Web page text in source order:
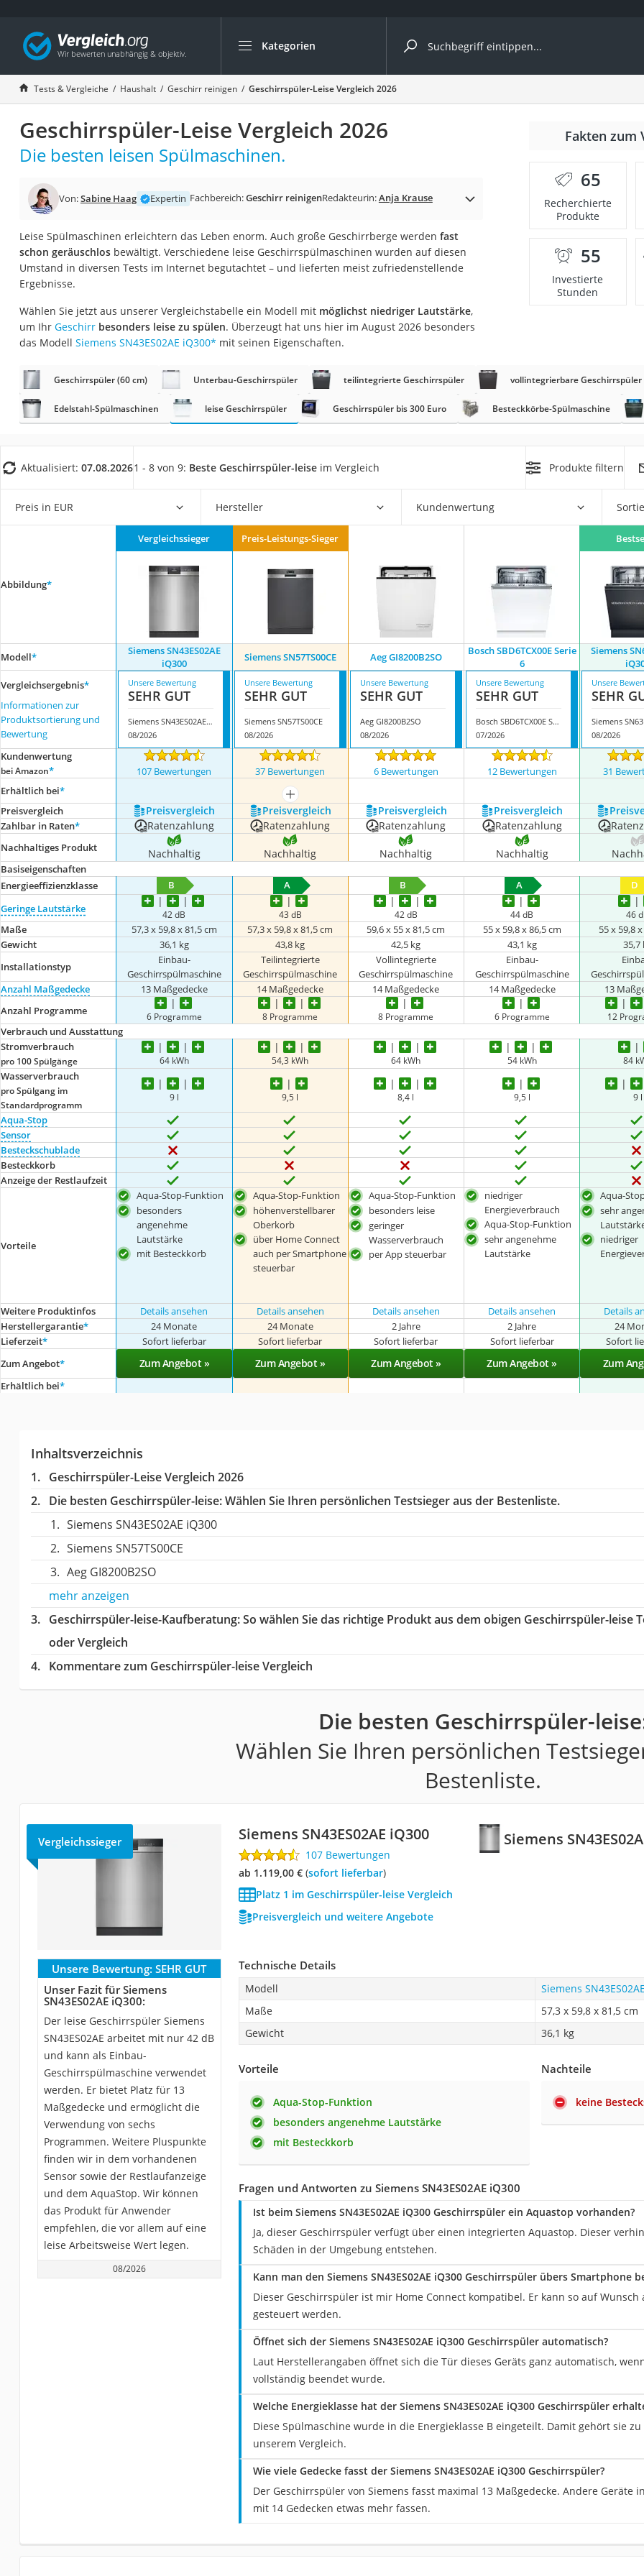
Kategorien
Die beliebtesten Vergleiche nach Kategorie
Haushalt
Wassersprudler
Zentralstaubsauger
Brotbackautomat
Wäschespinne
Spülmaschinentabs
Akku-Staubsauger
AEG-Waschmaschine
Saug-Wisch-Roboter
Milchaufschäumer
Kondenstrockner
Reiskocher
Tierhaarstaubsauger
Nespresso-Maschine
Messerschärfer
Tests & Vergleiche Haushalt Geschirr reinigen Geschirrspüler-Leise Vergleich 2026
Geschirrspüler-Leise Vergleich 2026
Die besten leisen Spülmaschinen.
Von:Sabine Haag Expertin Fachbereich:Geschirr reinigenRedakteurin:Anja Krause
Leise Spülmaschinen erleichtern das Leben enorm. Auch große Geschirrberge werden fast
schon geräuschlosbewältigt. Verschiedene leise Geschirrspülmaschinen wurden auf diesen
Umstand in diversen Tests im Internet begutachtet – und lieferten meist zufriedenstellende
Ergebnisse.
Wählen Sie jetzt aus unserer Vergleichstabelle ein Modell mit möglichst niedriger Lautstärke,
um Ihr Geschirrbesonders leise zu spülen. Überzeugt hat uns hier im August 2026 besonders
das Modell Siemens SN43ES02AE iQ300* mit seinen Eigenschaften.
Fakten zum
65
Recherchierte
Produkte
55
Investierte
Stunden
Geschirrspüler (60 cm) Unterbau-Geschirrspüler teilintegrierte Geschirrspüler vollintegrierbare Geschirrspüler
Edelstahl-Spülmaschinen leise Geschirrspüler Geschirrspüler bis 300 Euro Besteckkörbe-Spülmaschine
Aktualisiert: 07.08.20261 - 8 von 9: Beste Geschirrspüler-leise im Vergleich Produkte filtern
Preis in EUR Hersteller Kundenwertung
Abbildung*
Vergleichssieger Preis-Leistungs-Sieger
Modell*
Siemens SN43ES02AE
iQ300
Siemens SN57TS00CE Aeg GI8200B2SO
Bosch SBD6TCX00E Serie
6
Siemens
Vergleichsergebnis*
Informationen zur
Produktsortierung und
Bewertung
Unsere Bewertung
SEHR GUT
Siemens SN43ES02AE iQ300
08/2026
Unsere Bewertung
SEHR GUT
Siemens SN57TS00CE
08/2026
Unsere Bewertung
SEHR GUT
Aeg GI8200B2SO
08/2026
Unsere Bewertung
SEHR GUT
Bosch SBD6TCX00E Serie 6
07/2026
Unsere
SEHR
08/2026
Kundenwertung
bei Amazon* 107 Bewertungen 37 Bewertungen 6 Bewertungen 12 Bewertungen 31
Erhältlich bei*
mehr anzeigen
Preis­vergleich
Preis­vergleich Preis­vergleich Preis­vergleich Preis­vergleich
Zahlbar in Raten* Ratenzahlung Ratenzahlung Ratenzahlung Ratenzahlung
Nachhaltiges Produkt Nachhaltig Nachhaltig Nachhaltig Nachhaltig
Basiseigenschaften
Energieeffizienzklasse
B A B A D
Geringe Lautstärke
42 dB 43 dB 42 dB 44 dB 46
Maße 57,3 x 59,8 x 81,5 cm 57,3 x 59,8 x 81,5 cm 59,6 x 55 x 81,5 cm 55 x 59,8 x 86,5 cm 55 x 59,8
Gewicht
36,1 kg 43,8 kg 42,5 kg 43,1 kg 35,7
Installationstyp
Einbau-
Geschirrspülmaschine
Teilintegrierte
Geschirrspülmaschine
Vollintegrierte
Geschirrspülmaschine
Einbau-
Geschirrspülmaschine
Anzahl Maßgedecke
13 Maßgedecke 14 Maßgedecke 14 Maßgedecke 14 Maßgedecke 13
Anzahl Programme
6 Programme 8 Programme 8 Programme 6 Programme 12
Verbrauch und Ausstattung
Stromverbrauch
pro 100 Spülgänge 64 kWh 54,3 kWh 64 kWh 54 kWh 84
Wasserverbrauch
pro Spülgang im
Standardprogramm
9 l 9,5 l 8,4 l 9,5 l 9 l
Aqua-Stop
Sensor
Besteckschublade
Besteckkorb
Anzeige der Restlaufzeit
Vorteile
Aqua-Stop-Funktion
besonders
angenehme
Lautstärke
mit Besteckkorb
Aqua-Stop-Funktion
höhenverstellbarer
Oberkorb
über Home Connect
auch per Smartphone
steuerbar
Aqua-Stop-Funktion
besonders leise
geringer
Wasserverbrauch
per App steuerbar
niedriger
Energieverbrauch
Aqua-Stop-Funktion
sehr angenehme
Lautstärke
Aqua-
sehr
niedriger
Weitere Produktinfos Details ansehen Details ansehen Details ansehen Details ansehen Details
Herstellergarantie* 24 Monate 24 Monate 2 Jahre 2 Jahre 24
Lieferzeit* Sofort lieferbar Sofort lieferbar Sofort lieferbar Sofort lieferbar Sofort
Zum Angebot* Zum Angebot » Zum Angebot » Zum Angebot » Zum Angebot » Zum
Erhältlich bei*
Inhaltsverzeichnis
Geschirrspüler-Leise Vergleich 2026
Die besten Geschirrspüler-leise:Wählen Sie Ihren persönlichen Testsieger aus der Bestenliste.
Siemens SN43ES02AE iQ300
Siemens SN57TS00CE
Aeg GI8200B2SO
mehr anzeigen
Geschirrspüler-leise-Kaufberatung: So wählen Sie das richtige Produkt aus dem obigen Geschirrspüler-leise
oder Vergleich
Kommentare zum Geschirrspüler-leise Vergleich
Die besten Geschirrspüler-
Wählen Sie Ihren persönlichen
Bestenliste.
Siemens
Vergleichssieger Siemens SN43ES02AE iQ300
107 Bewertungen
ab 1.119,00 €( Sofort lieferbar)
Platz 1 im Geschirrspüler-leise Vergleich
Preisvergleich und weitere Angebote
Unsere Bewertung: SEHR GUT
Unser Fazit für Siemens
SN43ES02AE iQ300:
Der leise Geschirrspüler Siemens
SN43ES02AE arbeitet mit nur 42 dB
und kann als Einbau-
Geschirrspülmaschine verwendet
werden. Er bietet Platz für 13
Maßgedecke und ermöglicht die
Verwendung von sechs
Programmen. Weitere Pluspunkte
finden wir in dem vorhandenen
Sensor sowie der Restlaufanzeige
und dem AquaStop. Wir können
das Produkt für Anwender
empfehlen, die vor allem auf eine
leise Arbeitsweise Wert legen.
08/2026
Technische Details
Modell
Siemens
Maße
57,3 x 59,8 x 81,5 cm
Gewicht
36,1 kg
Vorteile
Aqua-Stop-Funktion
besonders angenehme Lautstärke
mit Besteckkorb
Nachteile
keine
Fragen und Antworten zu Siemens SN43ES02AE iQ300
Ist beim Siemens SN43ES02AE iQ300 Geschirrspüler ein Aquastop vorhanden?
Ja, dieser Geschirrspüler verfügt über einen integrierten Aquastop. Dieser
Schäden in der Umgebung entstehen.
Kann man den Siemens SN43ES02AE iQ300 Geschirrspüler übers Smartphone
Dieser Geschirrspüler ist mir Home Connect kompatibel. Er kann so auf
gesteuert werden.
Öffnet sich der Siemens SN43ES02AE iQ300 Geschirrspüler automatisch?
Laut Herstellerangaben öffnet sich die Tür dieses Geräts ganz automatisch,
vollständig beendet wurde.
Welche Energieklasse hat der Siemens SN43ES02AE iQ300 Geschirrspüler
Diese Spülmaschine wurde in die Energieklasse B eingeteilt. Damit gehört sie
unserem Vergleich.
Wie viele Gedecke fasst der Siemens SN43ES02AE iQ300 Geschirrspüler?
Der Geschirrspüler von Siemens fasst maximal 13 Maßgedecke. Andere Geräte
mit 14 Gedecken etwas mehr fassen.